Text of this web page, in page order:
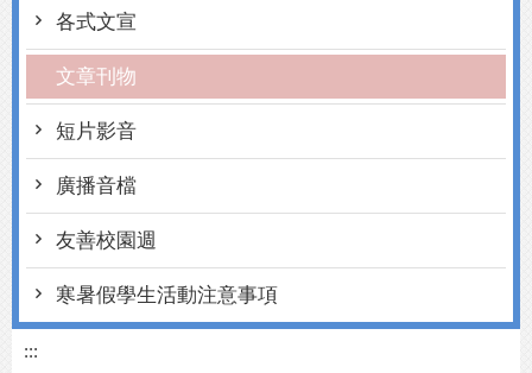
各式文宣
文章刊物
短片影音
廣播音檔
友善校園週
寒暑假學生活動注意事項
:::